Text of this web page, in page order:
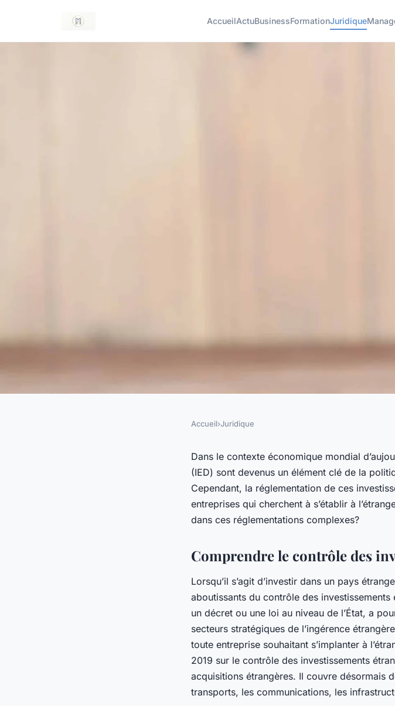
AccueilActuBusinessFormationJuridique
Comment les entreprises
elles naviguer dans les
réglementations sur les
investissements étrangers
Accueil›Juridique
Dans le contexte économique mondial
(IED) sont devenus un élément clé de la
Cependant, la réglementation de ces
entreprises qui cherchent à s’établir à
dans ces réglementations complexes?
Comprendre le contrôle des
Lorsqu’il s’agit d’investir dans un pays
aboutissants du contrôle des
un décret ou une loi au niveau de l’État, a
secteurs stratégiques de l’ingérence
toute entreprise souhaitant s’implanter à
2019 sur le contrôle des investissements
acquisitions étrangères. Il couvre désormais
transports, les communications, les